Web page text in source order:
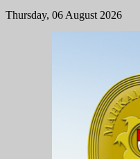
Thursday, 06 August 2026